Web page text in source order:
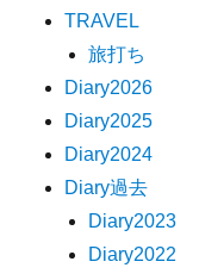
TRAVEL
旅打ち
Diary2026
Diary2025
Diary2024
Diary過去
Diary2023
Diary2022